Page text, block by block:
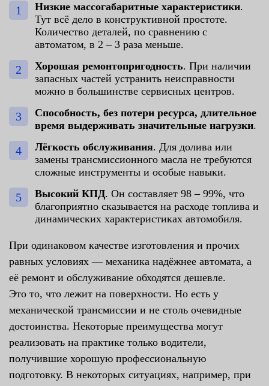
Низкие массогабаритные характеристики.
Тут всё дело в конструктивной простоте.
Количество деталей, по сравнению с
автоматом, в 2 – 3 раза меньше.
Хорошая ремонтопригодность. При наличии
запасных частей устранить неисправности
можно в большинстве сервисных центров.
Способность, без потери ресурса, длительное
время выдерживать значительные нагрузки.
Лёгкость обслуживания. Для долива или
замены трансмиссионного масла не требуются
сложные инструменты и особые навыки.
Высокий КПД. Он составляет 98 – 99%, что
благоприятно сказывается на расходе топлива и
динамических характеристиках автомобиля.
При одинаковом качестве изготовления и прочих
равных условиях — механика надёжнее автомата, а
её ремонт и обслуживание обходятся дешевле.
Это то, что лежит на поверхности. Но есть у
механической трансмиссии и не столь очевидные
достоинства. Некоторые преимущества могут
реализовать на практике только водители,
получившие хорошую профессиональную
подготовку. В некоторых ситуациях, например, при